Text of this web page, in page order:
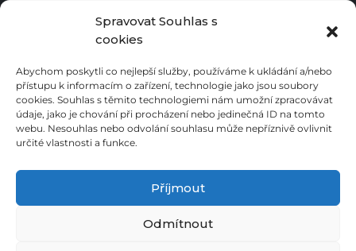
Spravovat Souhlas s
cookies
Abychom poskytli co nejlepší služby, používáme k ukládání a/nebo
přístupu k informacím o zařízení, technologie jako jsou soubory
cookies. Souhlas s těmito technologiemi nám umožní zpracovávat
údaje, jako je chování při procházení nebo jedinečná ID na tomto
webu. Nesouhlas nebo odvolání souhlasu může nepříznivě ovlivnit
určité vlastnosti a funkce.
Příjmout
Odmítnout
Zásady ochrany osobních údajů